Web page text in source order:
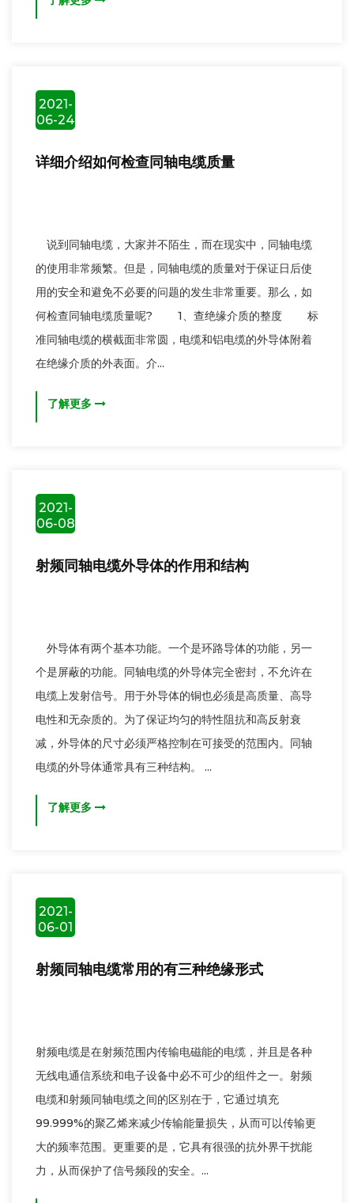
2021-
06-24
详细介绍如何检查同轴电缆质量
说到同轴电缆，大家并不陌生，而在现实中，同轴电缆
的使用非常频繁。但是，同轴电缆的质量对于保证日后使
用的安全和避免不必要的问题的发生非常重要。那么，如
何检查同轴电缆质量呢? 1、查绝缘介质的整度 标
准同轴电缆的横截面非常圆，电缆和铝电缆的外导体附着
在绝缘介质的外表面。介...
了解更多
2021-
06-08
射频同轴电缆外导体的作用和结构
外导体有两个基本功能。一个是环路导体的功能，另一
个是屏蔽的功能。同轴电缆的外导体完全密封，不允许在
电缆上发射信号。用于外导体的铜也必须是高质量、高导
电性和无杂质的。为了保证均匀的特性阻抗和高反射衰
减，外导体的尺寸必须严格控制在可接受的范围内。同轴
电缆的外导体通常具有三种结构。 ...
了解更多
2021-
06-01
射频同轴电缆常用的有三种绝缘形式
射频电缆是在射频范围内传输电磁能的电缆，并且是各种
无线电通信系统和电子设备中必不可少的组件之一。射频
电缆和射频同轴电缆之间的区别在于，它通过填充
99.999%的聚乙烯来减少传输能量损失，从而可以传输更
大的频率范围。更重要的是，它具有很强的抗外界干扰能
力，从而保护了信号频段的安全。...